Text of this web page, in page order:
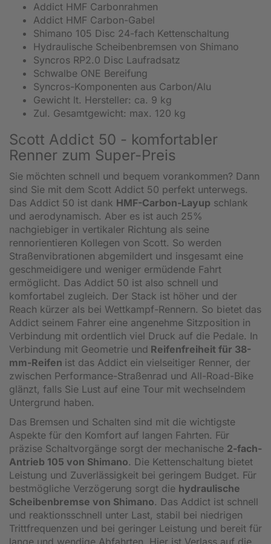
Addict HMF Carbonrahmen
Addict HMF Carbon-Gabel
Shimano 105 Disc 24-fach Kettenschaltung
Hydraulische Scheibenbremsen von Shimano
Syncros RP2.0 Disc Laufradsatz
Schwalbe ONE Bereifung
Syncros-Komponenten aus Carbon/Alu
Gewicht lt. Hersteller: ca. 9 kg
Zul. Gesamtgewicht: max. 120 kg
Scott Addict 50 - komfortabler
Renner zum Super-Preis
Sie möchten schnell und bequem vorankommen? Dann
sind Sie mit dem Scott Addict 50 perfekt unterwegs.
Das Addict 50 ist dank HMF-Carbon-Layup schlank
und aerodynamisch. Aber es ist auch 25%
nachgiebiger in vertikaler Richtung als seine
rennorientieren Kollegen von Scott. So werden
Straßenvibrationen abgemildert und insgesamt eine
geschmeidigere und weniger ermüdende Fahrt
ermöglicht. Das Addict 50 ist also schnell und
komfortabel zugleich. Der Stack ist höher und der
Reach kürzer als bei Wettkampf-Rennern. So bietet das
Addict seinem Fahrer eine angenehme Sitzposition in
Verbindung mit ordentlich viel Druck auf die Pedale. In
Verbindung mit Geometrie und Reifenfreiheit für 38-
mm-Reifen ist das Addict ein vielseitiger Renner, der
zwischen Performance-Straßenrad und All-Road-Bike
glänzt, falls Sie Lust auf eine Tour mit wechselndem
Untergrund haben.
Das Bremsen und Schalten sind mit die wichtigste
Aspekte für den Komfort auf langen Fahrten. Für
präzise Schaltvorgänge sorgt der mechanische 2-fach-
Antrieb 105 von Shimano. Die Kettenschaltung bietet
Leistung und Zuverlässigkeit bei geringem Budget. Für
bestmögliche Verzögerung sorgt die hydraulische
Scheibenbremse von Shimano. Das Addict ist schnell
und reaktionsschnell unter Last, stabil bei niedrigen
Trittfrequenzen und bei geringer Leistung und bereit für